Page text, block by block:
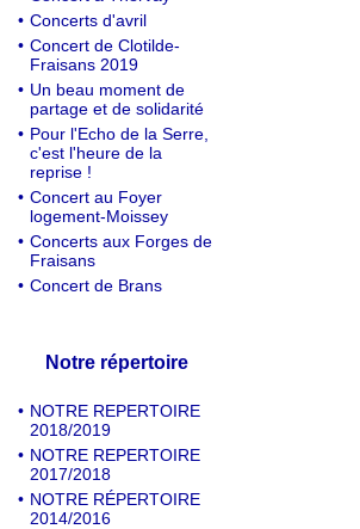
• Concerts d'avril
• Concert de Clotilde-
Fraisans 2019
• Un beau moment de
partage et de solidarité
• Pour l'Echo de la Serre,
c'est l'heure de la
reprise !
• Concert au Foyer
logement-Moissey
• Concerts aux Forges de
Fraisans
• Concert de Brans
Notre répertoire
• NOTRE REPERTOIRE
2018/2019
• NOTRE REPERTOIRE
2017/2018
• NOTRE RÉPERTOIRE
2014/2016